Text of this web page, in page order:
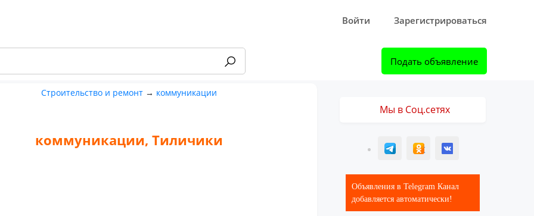
Войти Зарегистрироваться
Подать объявление
Строительство и ремонт → коммуникации
коммуникации, Тиличики
Мы в Соц.сетях
T ОК ВК
Объявления в Telegram Канал
добавляется автоматически!